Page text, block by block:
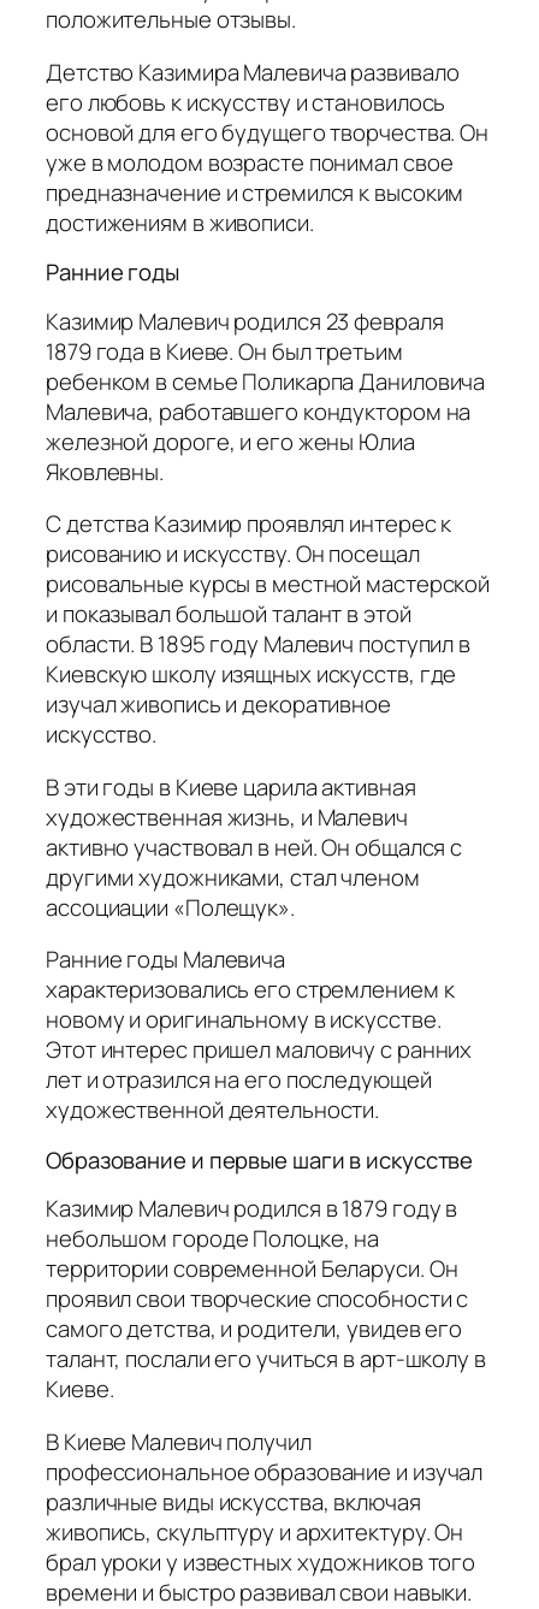
положительные отзывы.
Детство Казимира Малевича развивало
его любовь к искусству и становилось
основой для его будущего творчества. Он
уже в молодом возрасте понимал свое
предназначение и стремился к высоким
достижениям в живописи.
Ранние годы
Казимир Малевич родился 23 февраля
1879 года в Киеве. Он был третьим
ребенком в семье Поликарпа Даниловича
Малевича, работавшего кондуктором на
железной дороге, и его жены Юлиа
Яковлевны.
С детства Казимир проявлял интерес к
рисованию и искусству. Он посещал
рисовальные курсы в местной мастерской
и показывал большой талант в этой
области. В 1895 году Малевич поступил в
Киевскую школу изящных искусств, где
изучал живопись и декоративное
искусство.
В эти годы в Киеве царила активная
художественная жизнь, и Малевич
активно участвовал в ней. Он общался с
другими художниками, стал членом
ассоциации «Полещук».
Ранние годы Малевича
характеризовались его стремлением к
новому и оригинальному в искусстве.
Этот интерес пришел маловичу с ранних
лет и отразился на его последующей
художественной деятельности.
Образование и первые шаги в искусстве
Казимир Малевич родился в 1879 году в
небольшом городе Полоцке, на
территории современной Беларуси. Он
проявил свои творческие способности с
самого детства, и родители, увидев его
талант, послали его учиться в арт-школу в
Киеве.
В Киеве Малевич получил
профессиональное образование и изучал
различные виды искусства, включая
живопись, скульптуру и архитектуру. Он
брал уроки у известных художников того
времени и быстро развивал свои навыки.